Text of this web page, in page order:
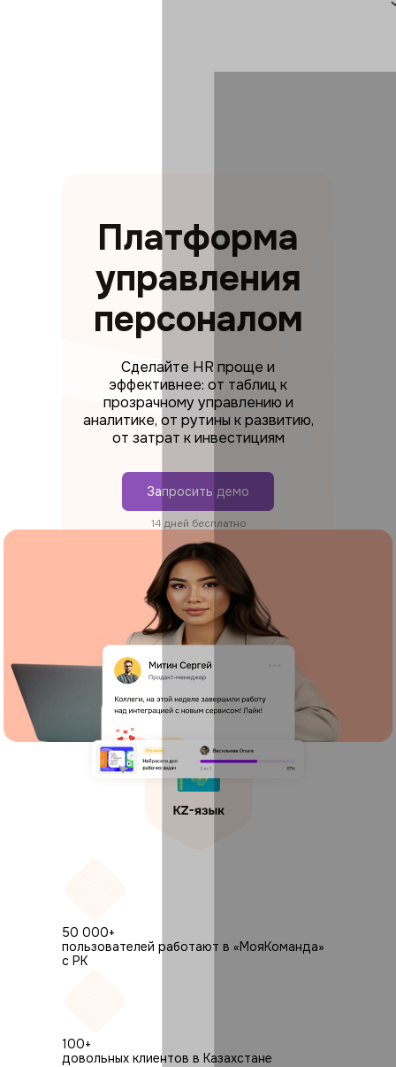
Платформа
управления
персоналом
Сделайте HR проще и
эффективнее: от таблиц к
прозрачному управлению и
аналитике, от рутины к развитию,
от затрат к инвестициям
Запросить демо
14 дней бесплатно
50 000+
пользователей работают в «МояКоманда»
с РК
100+
довольных клиентов в Казахстане